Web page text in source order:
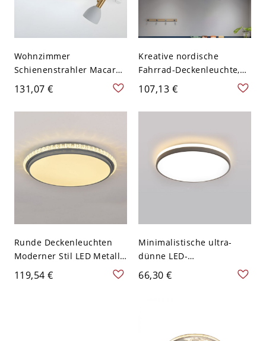
Wohnzimmer
Schienenstrahler Macaron
Messing
Halbflächenleuchte mit
Schale aus Aluminium -
131,07 €
Kreative nordische
Fahrrad-Deckenleuchte,
LED-Deckenlampe für
Kinderzimmer &
Babyzimmer - 110V-120V
107,13 €
Runde Deckenleuchten
Moderner Stil LED Metall
Deckenlampe für
Schlafzimmer - Grau
119,54 €
Minimalistische ultra-
dünne LED-
Deckenleuchte, runde
flache Leuchte für
66,30 €